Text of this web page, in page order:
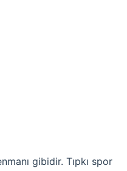
gibidir. Tıpkı spor